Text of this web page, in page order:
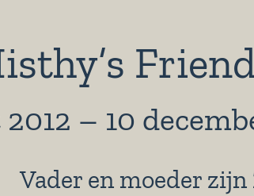
– 10
Vader en moeder